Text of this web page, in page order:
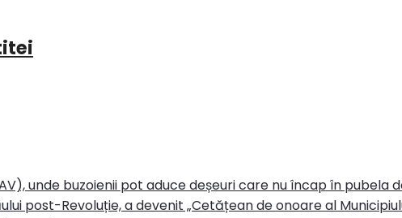
unde buzoienii pot aduce deșeuri care nu încap în pubela
post-Revoluție, a devenit „Cetățean de onoare al